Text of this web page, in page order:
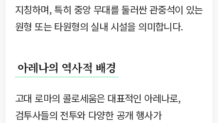
지칭하며, 특히 중앙 무대를 둘러싼 관중석이 있는
원형 또는 타원형의 실내 시설을 의미합니다.
아레나의 역사적 배경
고대 로마의 콜로세움은 대표적인 아레나로,
검투사들의 전투와 다양한 공개 행사가